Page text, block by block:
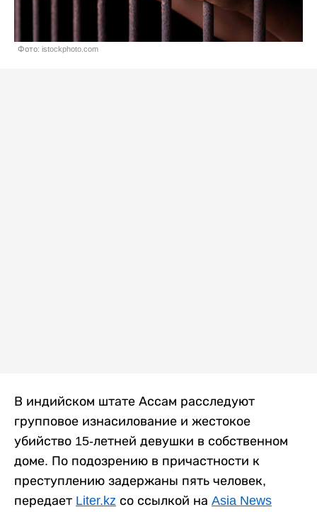
Фото: istockphoto.com
В индийском штате Ассам расследуют
групповое изнасилование и жестокое
убийство 15-летней девушки в собственном
доме. По подозрению в причастности к
преступлению задержаны пять человек,
передает Liter.kz со ссылкой на Asia News